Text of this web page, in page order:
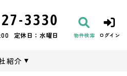
3330
定休日：水曜日 物件検索 ログイン
紹介